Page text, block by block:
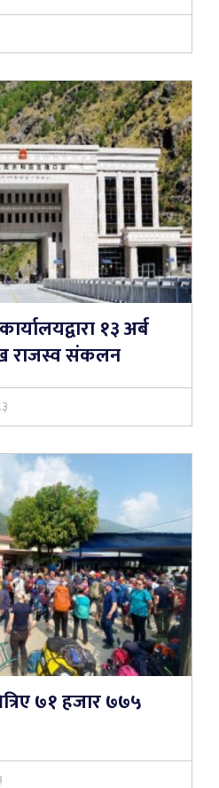
१३ अर्ब
राजस्व संकलन
७१ हजार ७७५